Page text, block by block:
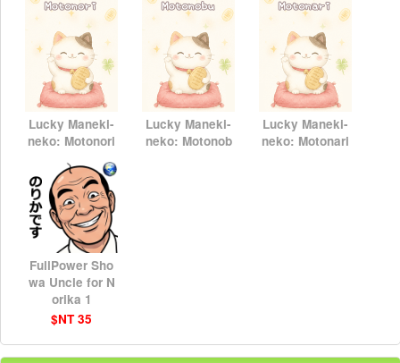
Lucky Maneki-
neko: Motonori
$NT 75
Lucky Maneki-
neko: Motonob
Lucky Maneki-
neko: Motonari
FullPower Sho
wa Uncle for N
orika 1
$NT 35